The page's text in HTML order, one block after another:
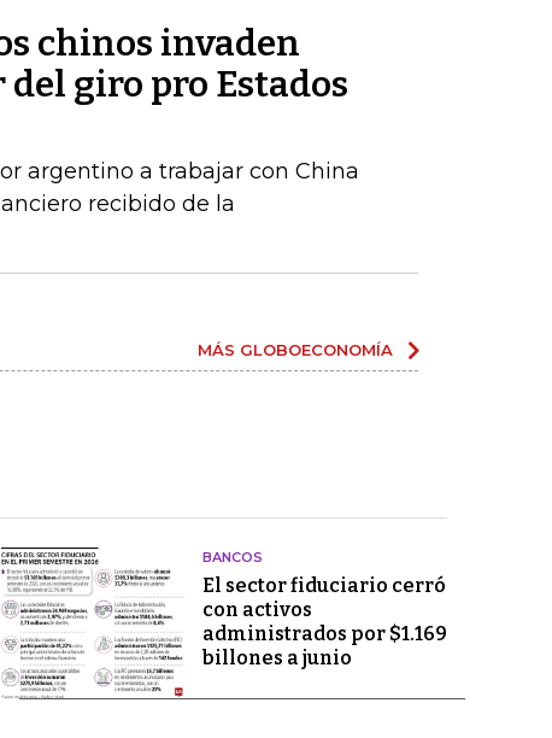
chinos invaden
giro pro Estados
argentino a trabajar con China
recibido de la
MÁS GLOBOECONOMÍA
BANCOS
El sector fiduciario cerró
con activos
administrados por $1.169
billones a junio